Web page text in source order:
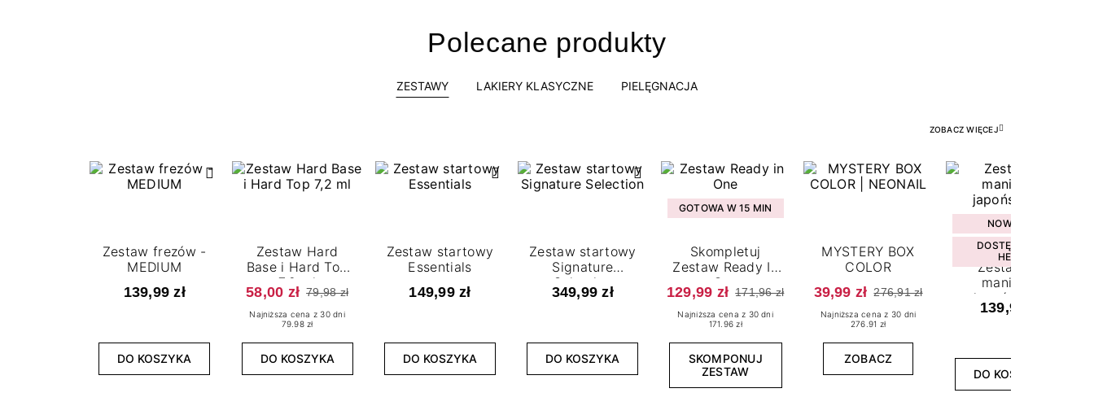
Polecane produkty
ZESTAWY LAKIERY KLASYCZNE PIELĘGNACJA
ZOBACZ WIĘCEJ
Zestaw frezów -
MEDIUM
139,99 zł
DO KOSZYKA
Zestaw Hard
Base i Hard Top
7,2 ml
58,00 zł 79,98 zł
Najniższa cena z 30 dni
79.98 zł
DO KOSZYKA
Zestaw startowy
Essentials
149,99 zł
DO KOSZYKA
Zestaw startowy
Signature
Selection
349,99 zł
DO KOSZYKA
GOTOWA W 15 MIN
Skompletuj
Zestaw Ready In
One
129,99 zł 171,96 zł
Najniższa cena z 30 dni
171.96 zł
SKOMPONUJ
ZESTAW
MYSTERY BOX
COLOR
39,99 zł 276,91 zł
Najniższa cena z 30 dni
276.91 zł
ZOBACZ
NOWOŚĆ
DOSTĘPNY W
HEBE
Zestaw do
manicure
japońskiego
139,99 zł
DO KOSZYKA